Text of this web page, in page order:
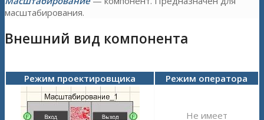
масштабирования.
Внешний вид компонента
Режим проектировщика Режим оператора
Не имеет